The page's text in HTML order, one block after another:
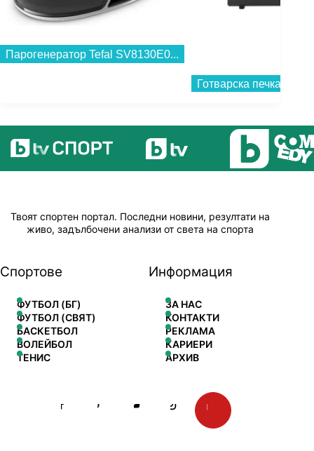
Парогенератор Tefal SV8130E0...
Твоят спортен портал. Последни новини, резултати на
живо, задълбочени анализи от света на спорта
Спортове
ФУТБОЛ (БГ)
ФУТБОЛ (СВЯТ)
БАСКЕТБОЛ
ВОЛЕЙБОЛ
ТЕНИС
Информация
ЗА НАС
КОНТАКТИ
РЕКЛАМА
КАРИЕРИ
АРХИВ